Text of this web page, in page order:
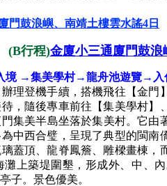
門鼓浪嶼、南靖土樓雲水謠4日
(B行程)金廈小三通廈門鼓
境 →集美學村→龍舟池遊覽→入
理登機手續，搭機飛往【金
，隨後專車前往【集美學村
集美半島坐落於集美村。它由
中西合璧，呈現了典型的閩
蓋頂、龍脊鳳簷、雕樑畫棟
灘上築堤圍墾，形成外、中、
子。景色優美。